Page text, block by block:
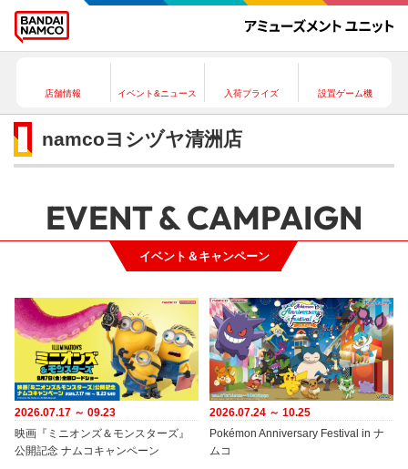
店舗情報 イベント&ニュース 入荷プライズ 設置ゲーム機
namcoヨシヅヤ清洲店
イベント＆キャンペーン
EVENT & CAMPAIGN
2026.07.17 ～ 09.23
映画『ミニオンズ＆モンスターズ』
公開記念 ナムコキャンペーン
2026.07.24 ～ 10.25
Pokémon Anniversary Festival in ナ
ムコ